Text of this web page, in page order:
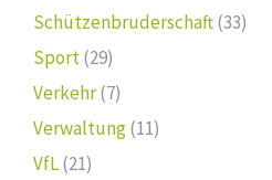
Schützenbruderschaft(33)
Sport(29)
Verkehr(7)
Verwaltung(11)
VfL(21)